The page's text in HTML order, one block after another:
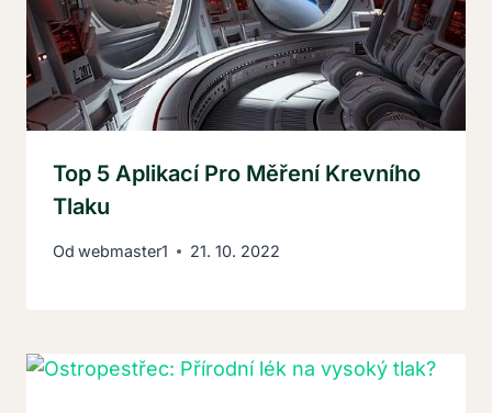
Top 5 Aplikací Pro Měření Krevního
Tlaku
Od webmaster1 21. 10. 2022